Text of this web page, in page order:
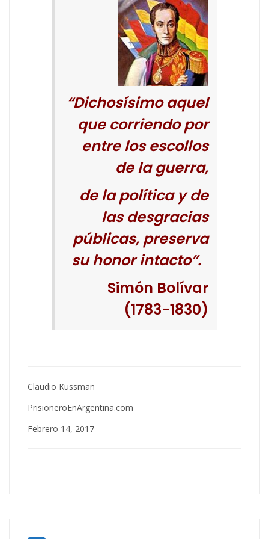
“Dichosísimo aquel
que corriendo por
entre los escollos
de la guerra,
de la política y de
las desgracias
públicas, preserva
su honor intacto”.
Simón Bolívar
(1783-1830)
Claudio Kussman
PrisioneroEnArgentina.com
Febrero 14, 2017